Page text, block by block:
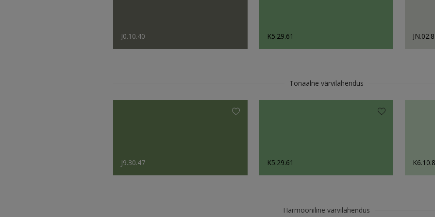
J0.10.40 K5.29.61
Tonaalne värvilahendus
J9.30.47 K5.29.61
Harmooniline värvilahendus